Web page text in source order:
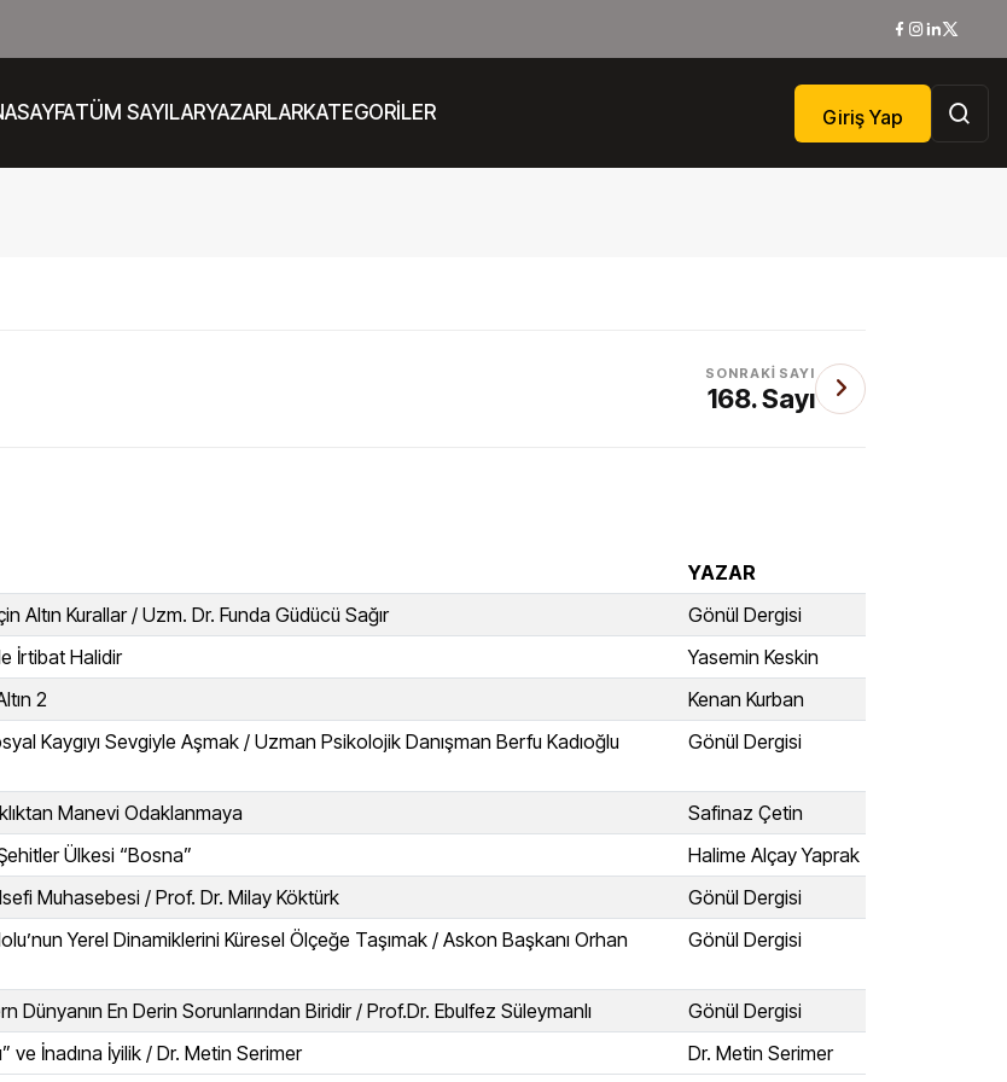
TÜM SAYILARYAZARLARKATEGORİLER
Giriş Yap
SONRAKI SAYI
168. Sayı
YAZAR
Altın Kurallar / Uzm. Dr. Funda Güdücü Sağır
Gönül Dergisi
İrtibat Halidir
Yasemin Keskin
2
Kenan Kurban
Kaygıyı Sevgiyle Aşmak / Uzman Psikolojik Danışman Berfu Kadıoğlu
Gönül Dergisi
Manevi Odaklanmaya
Safinaz Çetin
Ülkesi “Bosna”
Halime Alçay Yaprak
Muhasebesi / Prof. Dr. Milay Köktürk
Gönül Dergisi
Yerel Dinamiklerini Küresel Ölçeğe Taşımak / Askon Başkanı Orhan
Gönül Dergisi
Dünyanın En Derin Sorunlarından Biridir / Prof.Dr. Ebulfez Süleymanlı
Gönül Dergisi
ve İnadına İyilik / Dr. Metin Serimer
Dr. Metin Serimer